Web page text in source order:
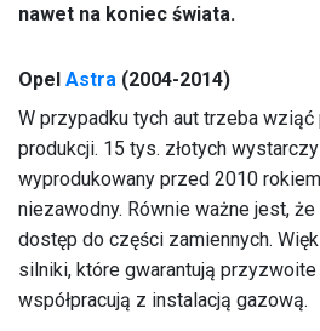
nawet na koniec świata.
Opel Astra (2004-2014)
W przypadku tych aut trzeba wziąć
produkcji. 15 tys. złotych
wyprodukowany przed 2010
niezawodny. Równie ważne jest, że
dostęp do części zamiennych.
silniki, które gwarantują
współpracują z instalacją gazową.